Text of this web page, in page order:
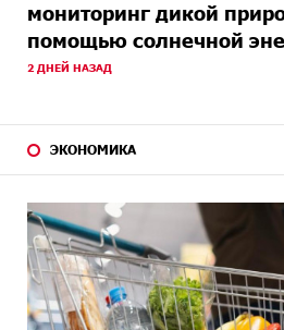
мониторинг дикой
помощью солнечной
2 ДНЕЙ НАЗАД
ЭКОНОМИКА